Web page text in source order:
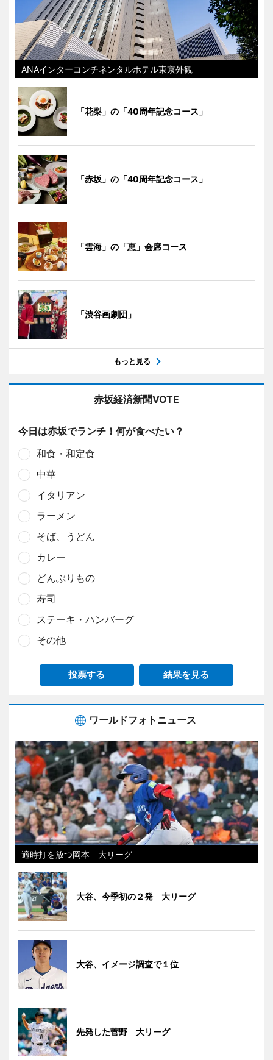
ANAインターコンチネンタルホテル東京外観
「花梨」の「40周年記念コース」
「赤坂」の「40周年記念コース」
「雲海」の「恵」会席コース
「渋谷画劇団」
もっと見る
赤坂経済新聞VOTE
今日は赤坂でランチ！何が食べたい？
和食・和定食
中華
イタリアン
ラーメン
そば、うどん
カレー
どんぶりもの
寿司
ステーキ・ハンバーグ
その他
投票する 結果を見る
ワールドフォトニュース
適時打を放つ岡本 大リーグ
大谷、今季初の２発 大リーグ
大谷、イメージ調査で１位
先発した菅野 大リーグ